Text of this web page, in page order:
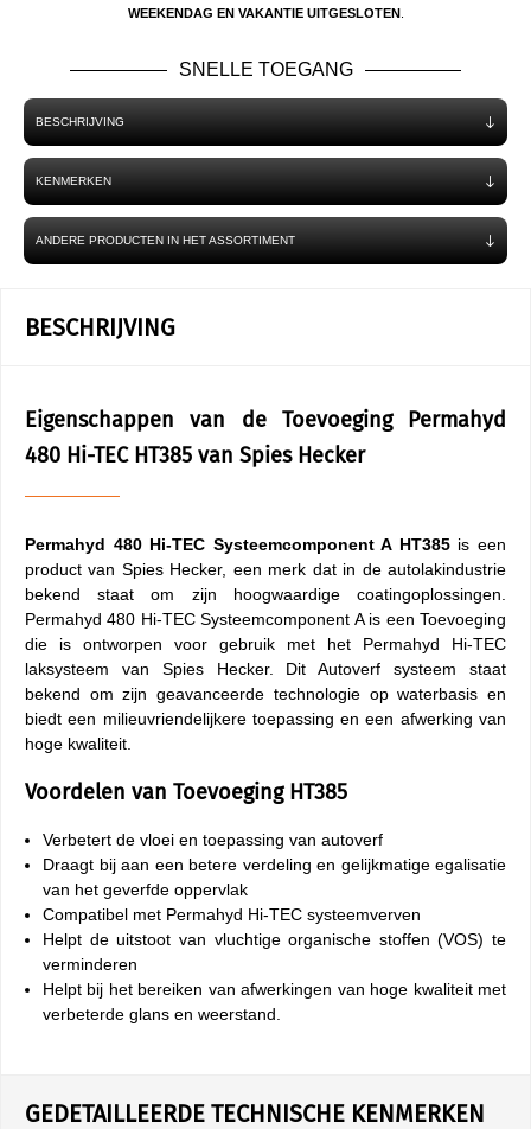
WEEKENDAG EN VAKANTIE UITGESLOTEN.
SNELLE TOEGANG
BESCHRIJVING
KENMERKEN
ANDERE PRODUCTEN IN HET ASSORTIMENT
BESCHRIJVING
Eigenschappen van de Toevoeging Permahyd
480 Hi-TEC HT385 van Spies Hecker
Permahyd 480 Hi-TEC Systeemcomponent A HT385is een
product van Spies Hecker, een merk dat in de autolakindustrie
bekend staat om zijn hoogwaardige coatingoplossingen.
Permahyd 480 Hi-TEC Systeemcomponent A is een Toevoeging
die is ontworpen voor gebruik met het Permahyd Hi-TEC
laksysteem van Spies Hecker. Dit Autoverf systeem staat
bekend om zijn geavanceerde technologie op waterbasis en
biedt een milieuvriendelijkere toepassing en een afwerking van
hoge kwaliteit.
Voordelen van Toevoeging HT385
Verbetert de vloei en toepassing van autoverf
Draagt bij aan een betere verdeling en gelijkmatige egalisatie
van het geverfde oppervlak
Compatibel met Permahyd Hi-TEC systeemverven
Helpt de uitstoot van vluchtige organische stoffen (VOS) te
verminderen
Helpt bij het bereiken van afwerkingen van hoge kwaliteit met
verbeterde glans en weerstand.
GEDETAILLEERDE TECHNISCHE KENMERKEN